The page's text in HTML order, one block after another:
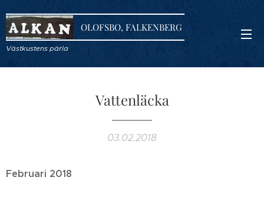
OLOFSBO, FALKENBERG
Västkustens pärla
Vattenläcka
03.02.2018
Februari 2018